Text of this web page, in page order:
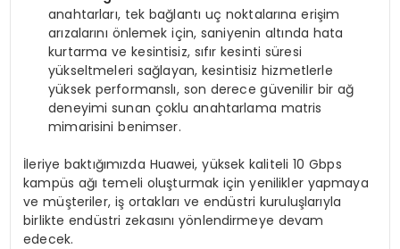
anahtarları, tek bağlantı uç noktalarına erişim
arızalarını önlemek için, saniyenin altında hata
kurtarma ve kesintisiz, sıfır kesinti süresi
yükseltmeleri sağlayan, kesintisiz hizmetlerle
yüksek performanslı, son derece güvenilir bir ağ
deneyimi sunan çoklu anahtarlama matris
mimarisini benimser.
İleriye baktığımızda Huawei, yüksek kaliteli 10 Gbps
kampüs ağı temeli oluşturmak için yenilikler yapmaya
ve müşteriler, iş ortakları ve endüstri kuruluşlarıyla
birlikte endüstri zekasını yönlendirmeye devam
edecek.